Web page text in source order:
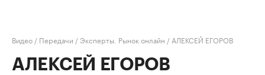
Видео / Передачи /Эксперты. Рынок онлайн / АЛЕКСЕЙ ЕГОРОВ
АЛЕКСЕЙ ЕГОРОВ